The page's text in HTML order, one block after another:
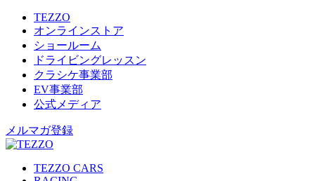
TEZZO
オンラインストア
ショールーム
ドライビングレッスン
クラシケ事業部
EV事業部
公式メディア
メルマガ登録
TEZZO CARS